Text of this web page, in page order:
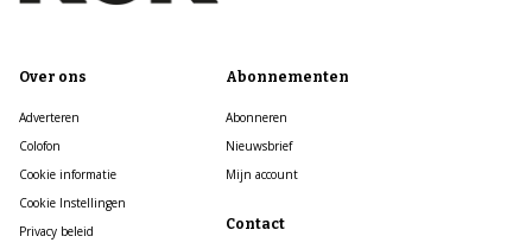
Over ons
Adverteren
Colofon
Cookie informatie
Cookie Instellingen
Privacy beleid
Abonnementen
Abonneren
Nieuwsbrief
Mijn account
Contact